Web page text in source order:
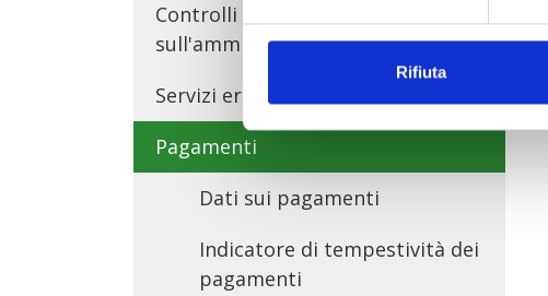
Rifiuta
Controlli e rilievi
sull'amministrazione
Servizi erogati
Pagamenti
Dati sui pagamenti
Indicatore di tempestività dei
pagamenti